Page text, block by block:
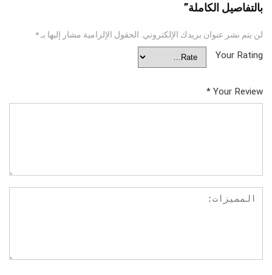
بالتفاصيل الكاملة”
لن يتم نشر عنوان بريدك الإلكتروني. الحقول الإلزامية مشار إليها بـ*
Your Rating
Your Review
*